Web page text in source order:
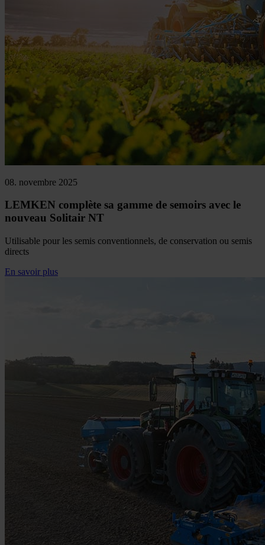
08. novembre 2025
LEMKEN complète sa gamme de semoirs avec le
nouveau Solitair NT
Utilisable pour les semis conventionnels, de conservation ou semis
directs
En savoir plus